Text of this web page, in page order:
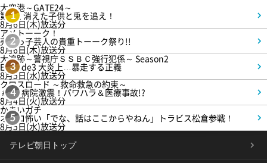
1
大空港～GATE24～
第3話 消えた子供と兎を追え！
8月6日(木)放送分
2
アメトーーク！
売れっ子芸人の貴重トーーク祭り!!
8月6日(木)放送分
3
大追跡～警視庁ＳＳＢＣ強行犯係～ Season2
Episode3 大炎上…暴走する正義
8月5日(水)放送分
4
クロスロード ～救命救急の約束～
＃5 病院激震！パワハラ＆医療事故!?
8月4日(火)放送分
5
かまいガチ
オモロ怖い「でな、話はここからやねん」トラビス松倉参戦！
8月5日(水)放送分
テレビ朝日トップ